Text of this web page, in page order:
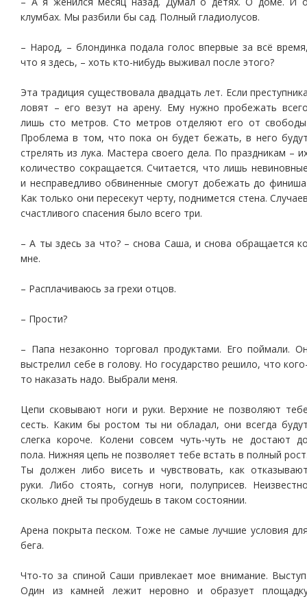
клумбах. Мы разбили бы сад. Полный гладиолусов.
– Народ, – блондинка подала голос впервые за всё
что я здесь, – хоть кто-нибудь выживал после этого?
Эта традиция существовала двадцать лет. Если
ловят – его везут на арену. Ему нужно пробежать
лишь сто метров. Сто метров отделяют его от
Проблема в том, что пока он будет бежать, в него
стрелять из лука. Мастера своего дела. По праздникам –
количество сокращается. Считается, что лишь
и несправедливо обвиненные смогут добежать до
Как только они пересекут черту, поднимется стена.
счастливого спасения было всего три.
– А ты здесь за что? – снова Саша, и снова обращается
мне.
– Расплачиваюсь за грехи отцов.
– Прости?
– Папа незаконно торговал продуктами. Его поймали.
выстрелил себе в голову. Но государство решило, что
то наказать надо. Выбрали меня.
Цепи сковывают ноги и руки. Верхние не позволяют
сесть. Каким бы ростом ты ни обладал, они всегда
слегка короче. Колени совсем чуть-чуть не достают
пола. Нижняя цепь не позволяет тебе встать в полный
Ты должен либо висеть и чувствовать, как
руки. Либо стоять, согнув ноги, полуприсев.
сколько дней ты пробудешь в таком состоянии.
Арена покрыта песком. Тоже не самые лучшие условия
бега.
Что-то за спиной Саши привлекает мое внимание.
Один из камней лежит неровно и образует